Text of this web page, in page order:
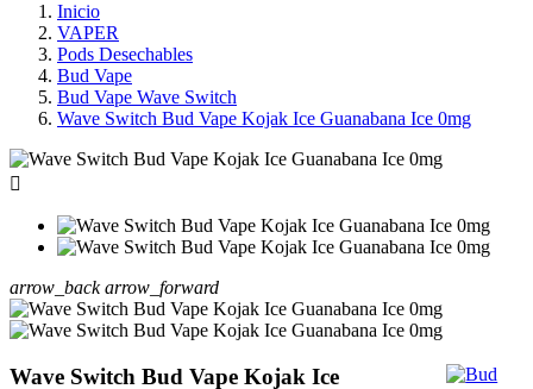
Inicio
VAPER
Pods Desechables
Bud Vape
Bud Vape Wave Switch
Wave Switch Bud Vape Kojak Ice Guanabana Ice 0mg

arrow_back arrow_forward
Wave Switch Bud Vape Kojak Ice